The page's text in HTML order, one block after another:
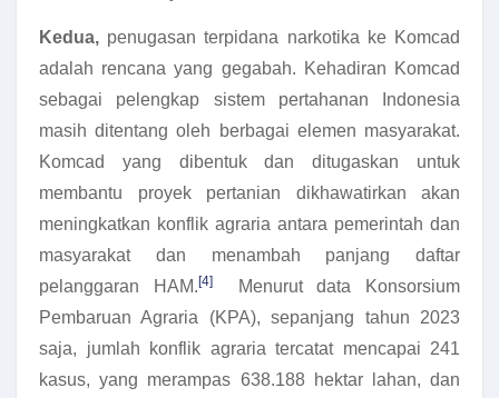
Kedua, penugasan terpidana narkotika ke Komcad
adalah rencana yang gegabah. Kehadiran Komcad
sebagai pelengkap sistem pertahanan Indonesia
masih ditentang oleh berbagai elemen masyarakat.
Komcad yang dibentuk dan ditugaskan untuk
membantu proyek pertanian dikhawatirkan akan
meningkatkan konflik agraria antara pemerintah dan
masyarakat dan menambah panjang daftar
pelanggaran HAM. [4]
Menurut data Konsorsium
Pembaruan Agraria (KPA), sepanjang tahun 2023
saja, jumlah konflik agraria tercatat mencapai 241
kasus, yang merampas 638.188 hektar lahan, dan